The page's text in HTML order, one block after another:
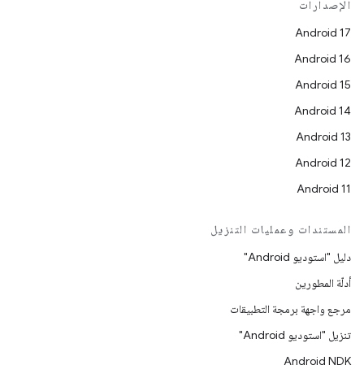
الإصدارات
Android 17
Android 16
Android 15
Android 14
Android 13
Android 12
Android 11
المستندات وعمليات التنزيل
دليل "استوديو Android"
أدلّة المطورين
مرجع واجهة برمجة التطبيقات
تنزيل "استوديو Android"
Android NDK